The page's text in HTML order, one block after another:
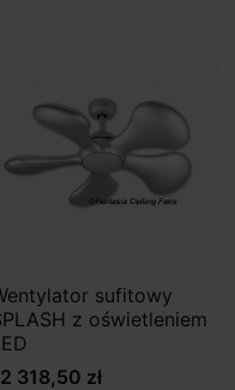
sufitowy
z oświetleniem
2 318,50 zł